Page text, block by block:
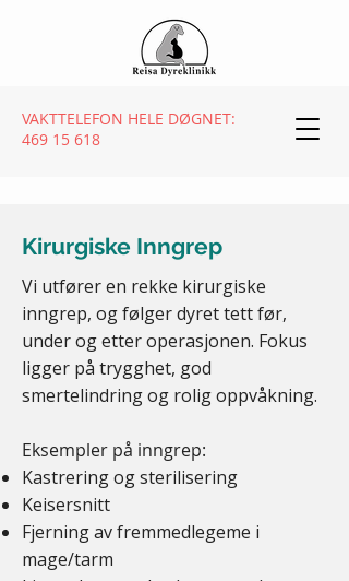
VAKTTELEFON HELE DØGNET:
469 15 618
Kirurgiske Inngrep
Vi utfører en rekke kirurgiske
inngrep, og følger dyret tett før,
under og etter operasjonen. Fokus
ligger på trygghet, god
smertelindring og rolig oppvåkning.
Eksempler på inngrep:
Kastrering og sterilisering
Keisersnitt
Fjerning av fremmedlegeme i
mage/tarm